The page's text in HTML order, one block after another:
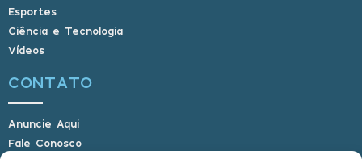
Esportes
Ciência e Tecnologia
Vídeos
CONTATO
Anuncie Aqui
Fale Conosco